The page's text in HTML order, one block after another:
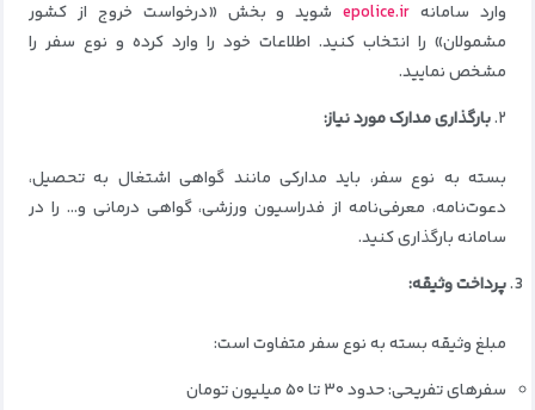
وارد سامانه epolice.irشوید و بخش «درخواست خروج از کشور
مشمولان» را انتخاب کنید. اطلاعات خود را وارد کرده و نوع سفر را
مشخص نمایید.
۲. بارگذاری مدارک مورد نیاز:
بسته به نوع سفر، باید مدارکی مانند گواهی اشتغال به تحصیل،
دعوت‌نامه، معرفی‌نامه از فدراسیون ورزشی، گواهی درمانی و… را در
سامانه بارگذاری کنید.
پرداخت وثیقه:
مبلغ وثیقه بسته به نوع سفر متفاوت است:
سفرهای تفریحی: حدود ۳۰ تا ۵۰ میلیون تومان